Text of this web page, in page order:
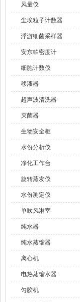
风量仪
尘埃粒子计数器
浮游细菌采样器
安东帕密度计
细胞计数仪
移液器
超声波清洗器
灭菌器
生物安全柜
水份分析仪
净化工作台
旋转蒸发仪
水份测定仪
单吹风淋室
纯水器
纯水蒸馏器
离心机
电热蒸馏水器
匀胶机